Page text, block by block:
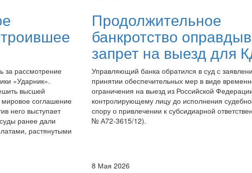
за рассмотрение
«Ударник».
высшей
соглашение
него выступает
ранее дали
растянутыми
Продолжительное
банкротство
запрет на выезд для
Управляющий банка обратился в суд с
принятии обеспечительных мер в виде
ограничения на выезд из Российской
контролирующему лицу до исполнения
спору о привлечении к субсидиарной
№ А72-3615/12).
8 Мая 2026